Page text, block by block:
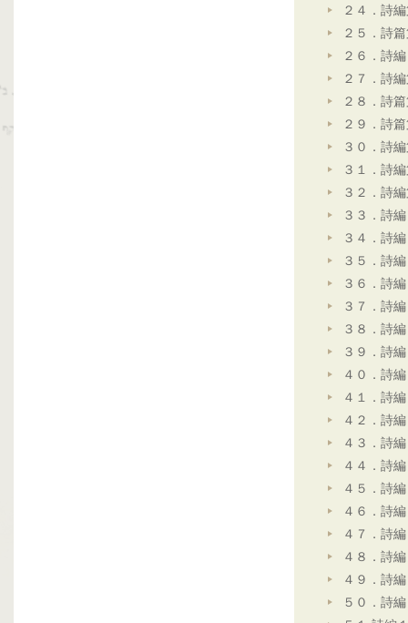
２４．詩
２５．詩
２６．詩
２７．詩
２８．詩
２９．詩
３０．詩
３１．詩
３２．詩
３３．詩
３４．詩
３５．詩
３６．詩
３７．詩
３８．詩
３９．詩
４０．詩
４１．詩
４２．詩
４３．詩
４４．詩
４５．詩
４６．詩
４７．詩
４８．詩
４９．詩
５０．詩